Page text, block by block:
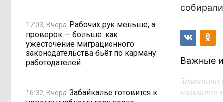
17:03, Вчера Рабочих рук меньше, а
проверок — больше: как
ужесточение миграционного
законодательства бьёт по карману
работодателей
16:32, Вчера Забайкалье готовится к
Важные
Заметили
нажмите